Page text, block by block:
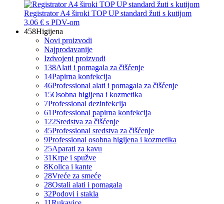
Registrator A4 široki TOP UP standard žuti s kutijom
3,06 € s PDV-om
458Higijena
Novi proizvodi
Najprodavanije
Izdvojeni proizvodi
138Alati i pomagala za čišćenje
14Papirna konfekcija
46Professional alati i pomagala za čišćenje
15Osobna higijena i kozmetika
7Professional dezinfekcija
61Professional papirna konfekcija
122Sredstva za čišćenje
45Professional sredstva za čišćenje
9Professional osobna higijena i kozmetika
25Aparati za kavu
31Krpe i spužve
8Kolica i kante
28Vreće za smeće
28Ostali alati i pomagala
32Podovi i stakla